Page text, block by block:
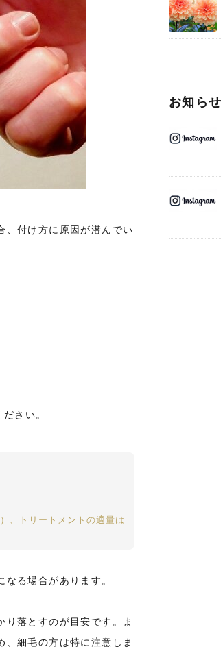
、付け方に原因が潜んでい
さい。
、トリートメントの適量は
る場合があります。
落とすのが目安です。ま
細毛の方は特に注意しま
お知らせ